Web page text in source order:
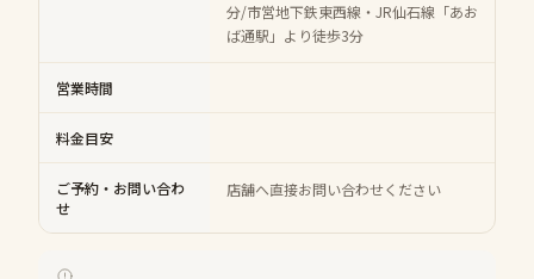
分/市営地下鉄東西線・JR仙石線「あお
ば通駅」より徒歩3分
営業時間
料金目安
ご予約・お問い合わ
せ
店舗へ直接お問い合わせください